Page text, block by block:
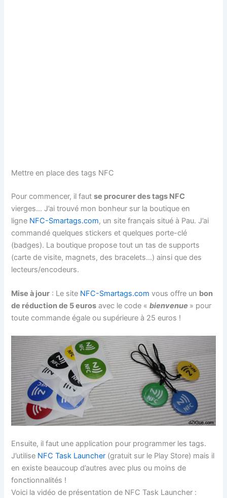
Mettre en place des tags NFC
Pour commencer, il fautse procurer des tags NFC
vierges… J’ai trouvé mon bonheur sur la boutique en
ligne NFC-Smartags.com, un site français situé à Pau. J’ai
commandé quelques stickers et quelques porte-clé
(badges). La boutique propose tout un tas de supports
(carte de visite, magnets, des bracelets…) ainsi que des
lecteurs/encodeurs.
Mise à jour : Le site NFC-Smartags.com vous offre un bon
de réduction de 5 euros avec le code «bienvenue » pour
toute commande égale ou supérieure à 25 euros !
Ensuite, il faut une application pour programmer les tags.
J’utilise NFC Task Launcher (gratuit sur le Play Store) mais il
en existe beaucoup d’autres avec plus ou moins de
fonctionnalités !
Voici la vidéo de présentation de NFC Task Launcher :